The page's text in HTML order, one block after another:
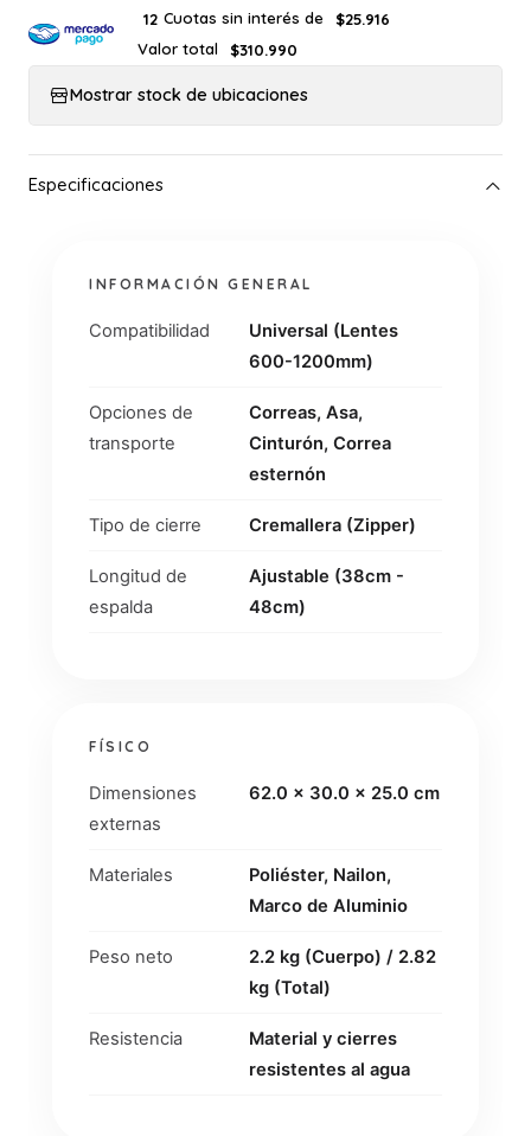
12 Cuotas sin interés de
$25.916
Valor total
$310.990
Mostrar stock de ubicaciones
INFORMACIÓN GENERAL
Compatibilidad
Universal (Lentes
600-1200mm)
Opciones de
transporte
Correas, Asa,
Cinturón, Correa
esternón
Tipo de cierre Cremallera (Zipper)
Longitud de
espalda
Ajustable (38cm -
48cm)
FÍSICO
Dimensiones
externas
62.0 x 30.0 x 25.0 cm
Materiales
Poliéster, Nailon,
Marco de Aluminio
Peso neto
2.2 kg (Cuerpo) / 2.82
kg (Total)
Resistencia
Material y cierres
resistentes al agua